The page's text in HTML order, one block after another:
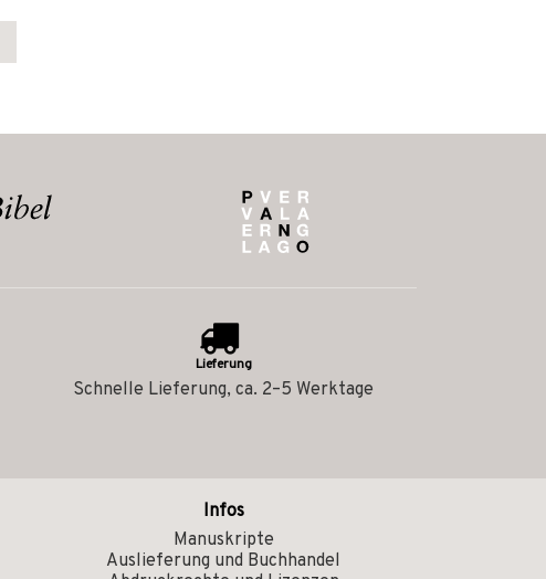
Lieferung
Schnelle Lieferung, ca. 2–5 Werktage
Infos
Manuskripte
Auslieferung und Buchhandel